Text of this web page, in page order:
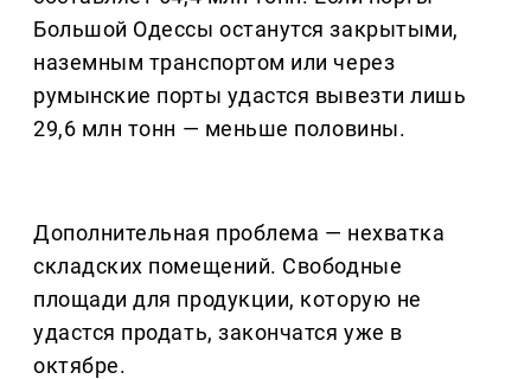
Большой Одессы останутся закрытыми,
наземным транспортом или через
румынские порты удастся вывезти лишь
29,6 млн тонн — меньше половины.
Дополнительная проблема — нехватка
складских помещений. Свободные
площади для продукции, которую не
удастся продать, закончатся уже в
октябре.